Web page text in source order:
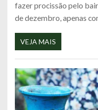
fazer procissão pelo
de dezembro, apenas
VEJA MAIS